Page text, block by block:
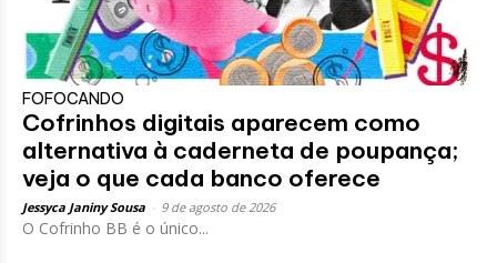
FOFOCANDO
Cofrinhos digitais aparecem como
alternativa à caderneta de poupança;
veja o que cada banco oferece
Jessyca Janiny Sousa 9 de agosto de 2026
O Cofrinho BB é o único...